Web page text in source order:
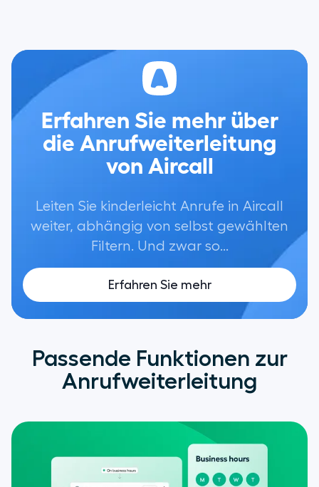
Erfahren Sie mehr über
die Anrufweiterleitung
von Aircall
Leiten Sie kinderleicht Anrufe in Aircall
weiter, abhängig von selbst gewählten
Filtern. Und zwar so...
Erfahren Sie mehr
Passende Funktionen zur
Anrufweiterleitung